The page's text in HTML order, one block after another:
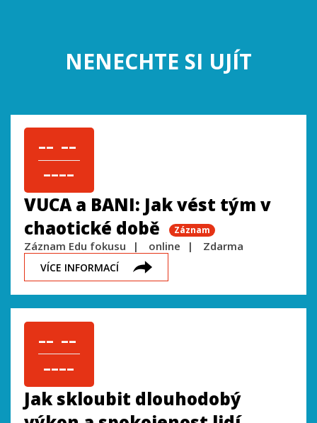
NENECHTE SI UJÍT
–– ––
––––
VUCA a BANI: Jak vést tým v
chaotické době
Záznam
Záznam Edu fokusu online Zdarma
VÍCE INFORMACÍ
–– ––
––––
Jak skloubit dlouhodobý